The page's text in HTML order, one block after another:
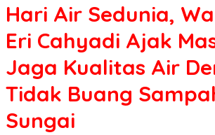
Hari Air Sedunia,
Eri Cahyadi Ajak
Jaga Kualitas Air
Tidak Buang
Sungai